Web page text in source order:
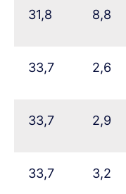
31,8 8,8
33,7 2,6
33,7 2,9
33,7 3,2